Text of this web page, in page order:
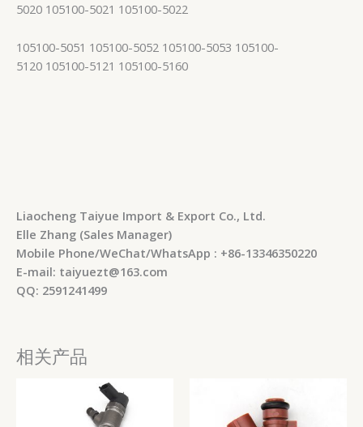
5020 105100-5021 105100-5022
105100-5051 105100-5052 105100-5053 105100-
5120 105100-5121 105100-5160
Liaocheng Taiyue Import & Export Co., Ltd.
Elle Zhang (Sales Manager)
Mobile Phone/WeChat/WhatsApp : +86-13346350220
E-mail: taiyuezt@163.com
QQ: 2591241499
相关产品